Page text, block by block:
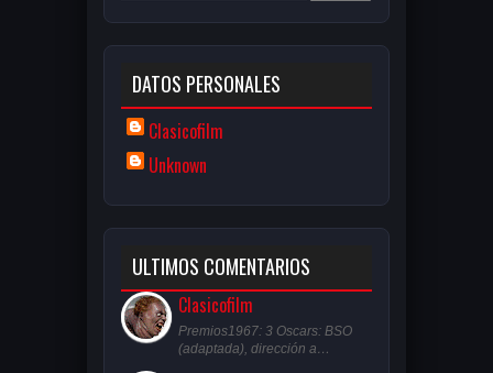
DATOS PERSONALES
Clasicofilm
Unknown
ULTIMOS COMENTARIOS
Clasicofilm
Premios1967: 3 Oscars: BSO
(adaptada), dirección a…